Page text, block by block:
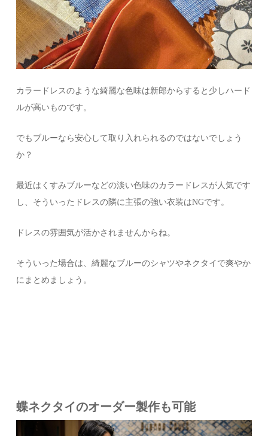
カラードレスのような綺麗な色味は新郎からすると少しハード
ルが高いものです。
でもブルーなら安心して取り入れられるのではないでしょう
か？
最近はくすみブルーなどの淡い色味のカラードレスが人気です
し、そういったドレスの隣に主張の強い衣装はNGです。
ドレスの雰囲気が活かされませんからね。
そういった場合は、綺麗なブルーのシャツやネクタイで爽やか
にまとめましょう。
蝶ネクタイのオーダー製作も可能